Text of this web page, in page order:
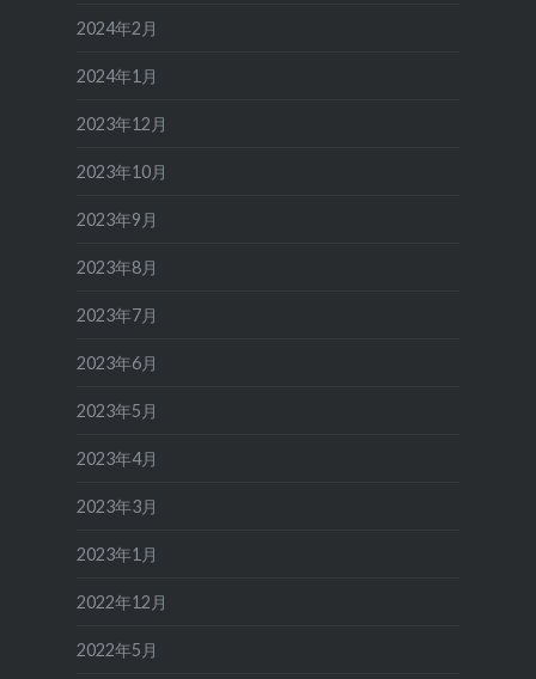
2024年2月
2024年1月
2023年12月
2023年10月
2023年9月
2023年8月
2023年7月
2023年6月
2023年5月
2023年4月
2023年3月
2023年1月
2022年12月
2022年5月